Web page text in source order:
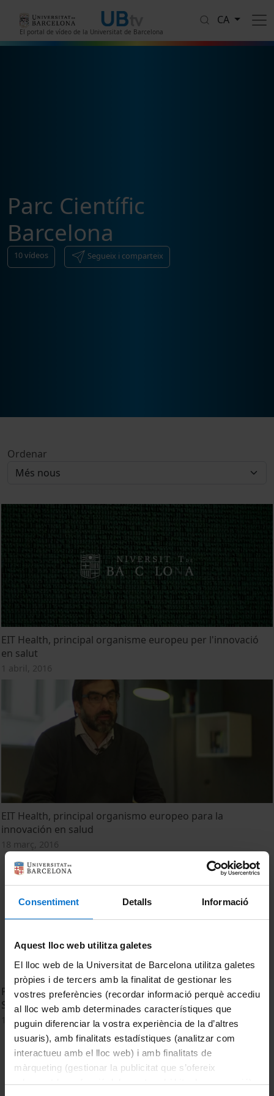
Consentiment Detalls Informació
Aquest lloc web utilitza galetes
El lloc web de la Universitat de Barcelona utilitza galetes
pròpies i de tercers amb la finalitat de gestionar les
vostres preferències (recordar informació perquè accediu
al lloc web amb determinades característiques que
puguin diferenciar la vostra experiència de la d’altres
usuaris), amb finalitats estadístiques (analitzar com
interactueu amb el lloc web) i amb finalitats de
màrqueting (gestionar la publicitat que s’ofereix
adequant-la en funció dels vostres hàbits de navegació).
El portal de vídeo de la Universitat de Barcelona
CA
Parc Científic
Barcelona
10vídeos Segueix i comparteix
Ordenar
EIT Health, principal organisme europeu per l'innovació
en salut
1 abril, 2016
EIT Health, principal organismo europeo para la
innovación en salud
18 març, 2016
Psoriasis and its relation with antigens from the bacteria
Streptococcus pyogenes
16 febrer, 2015